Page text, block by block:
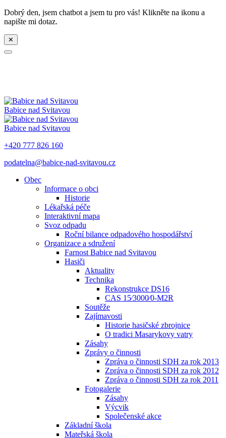
Dobrý den, jsem chatbot a jsem tu pro vás! Klikněte na ikonu a
napište mi dotaz.
✕
Babice nad Svitavou
Babice nad Svitavou
+420 777 826 160
podatelna@babice-nad-svitavou.cz
Obec
Informace o obci
Historie
Lékařská péče
Interaktivní mapa
Svoz odpadu
Roční bilance odpadového hospodářství
Organizace a sdružení
Farnost Babice nad Svitavou
Hasiči
Aktuality
Technika
Rekonstrukce DS16
CAS 15⁄3000⁄0-M2R
Soutěže
Zajímavosti
Historie hasičské zbrojnice
O tradici Masarykovy vatry
Zásahy
Zprávy o činnosti
Zpráva o činnosti SDH za rok 2013
Zpráva o činnosti SDH za rok 2012
Zpráva o činnosti SDH za rok 2011
Fotogalerie
Zásahy
Výcvik
Společenské akce
Základní škola
Mateřská škola